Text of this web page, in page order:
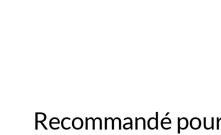
Recommandé